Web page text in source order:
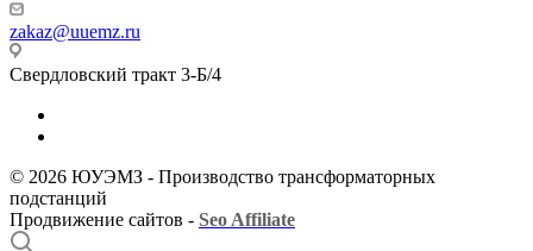
zakaz@uuemz.ru
Свердловский тракт 3-Б/4
© 2026 ЮУЭМЗ - Производство трансформаторных
подстанций
Продвижение сайтов - Seo Affiliate